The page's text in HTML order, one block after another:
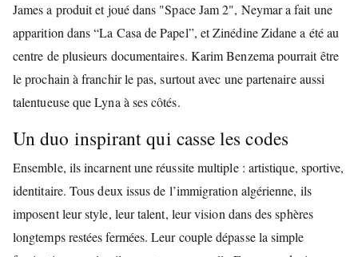
James a produit et joué dans "Space Jam 2", Neymar a fait une
apparition dans “La Casa de Papel”, et Zinédine Zidane a été au
centre de plusieurs documentaires. Karim Benzema pourrait être
le prochain à franchir le pas, surtout avec une partenaire aussi
talentueuse que Lyna à ses côtés.
Un duo inspirant qui casse les codes
Ensemble, ils incarnent une réussite multiple : artistique, sportive,
identitaire. Tous deux issus de l’immigration algérienne, ils
imposent leur style, leur talent, leur vision dans des sphères
longtemps restées fermées. Leur couple dépasse la simple